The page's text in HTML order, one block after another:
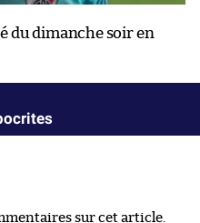
du dimanche soir en
sur cet article.